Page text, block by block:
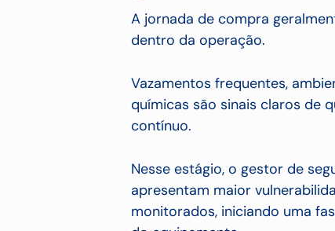
A jornada de compra
dentro da operação.
Vazamentos frequentes,
químicas são sinais claros de
contínuo.
Nesse estágio, o gestor de
apresentam maior
monitorados, iniciando uma